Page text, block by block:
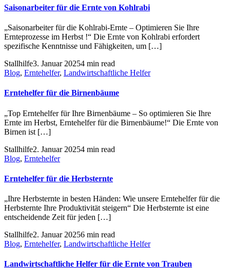
Saisonarbeiter für die Ernte von Kohlrabi
„Saisonarbeiter für die Kohlrabi-Ernte – Optimieren Sie Ihre
Ernteprozesse im Herbst !“ Die Ernte von Kohlrabi erfordert
spezifische Kenntnisse und Fähigkeiten, um […]
Stallhilfe3. Januar 20254 min read
Blog, Erntehelfer, Landwirtschaftliche Helfer
Erntehelfer für die Birnenbäume
„Top Erntehelfer für Ihre Birnenbäume – So optimieren Sie Ihre
Ernte im Herbst, Erntehelfer für die Birnenbäume!“ Die Ernte von
Birnen ist […]
Stallhilfe2. Januar 20254 min read
Blog, Erntehelfer
Erntehelfer für die Herbsternte
„Ihre Herbsternte in besten Händen: Wie unsere Erntehelfer für die
Herbsternte Ihre Produktivität steigern“ Die Herbsternte ist eine
entscheidende Zeit für jeden […]
Stallhilfe2. Januar 20256 min read
Blog, Erntehelfer, Landwirtschaftliche Helfer
Landwirtschaftliche Helfer für die Ernte von Trauben